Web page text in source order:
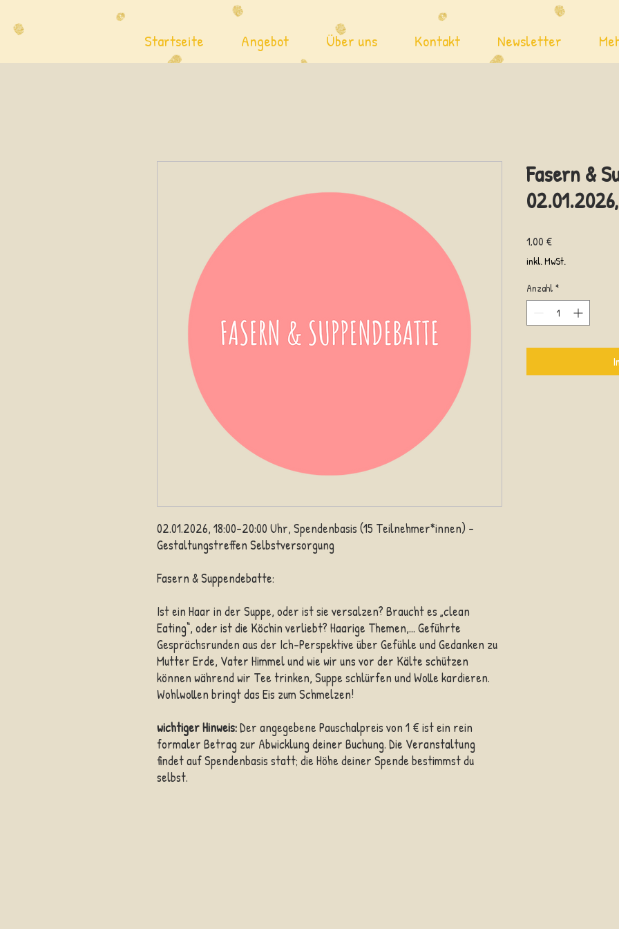
Startseite Angebot Über uns Kontakt Newsletter
02.01.2026, 18:00-20:00 Uhr, Spendenbasis (15 Teilnehmer*innen) –
Gestaltungstreffen Selbstversorgung
Fasern & Suppendebatte:
Ist ein Haar in der Suppe, oder ist sie versalzen? Braucht es „clean
Eating“, oder ist die Köchin verliebt? Haarige Themen,... Geführte
Gesprächsrunden aus der Ich-Perspektive über Gefühle und Gedanken zu
Mutter Erde, Vater Himmel und wie wir uns vor der Kälte schützen
können während wir Tee trinken, Suppe schlürfen und Wolle kardieren.
Wohlwollen bringt das Eis zum Schmelzen!
wichtiger Hinweis:Der angegebene Pauschalpreis von 1 € ist ein rein
formaler Betrag zur Abwicklung deiner Buchung. Die Veranstaltung
findet auf Spendenbasis statt; die Höhe deiner Spende bestimmst du
selbst.
Fasern &
1,00 €Preis
inkl. MwSt.
Anzahl *